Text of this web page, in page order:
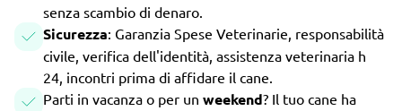
senza scambio di denaro.
Sicurezza: Garanzia Spese Veterinarie, responsabilità
civile, verifica dell'identità, assistenza veterinaria h
24, incontri prima di affidare il cane.
Parti in vacanza o per un weekend? Il tuo cane ha